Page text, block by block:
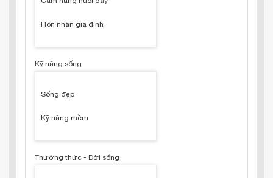
Hôn nhân gia đình
Kỹ năng sống
Sống đẹp
Kỹ năng mềm
Thường thức - Đời sống